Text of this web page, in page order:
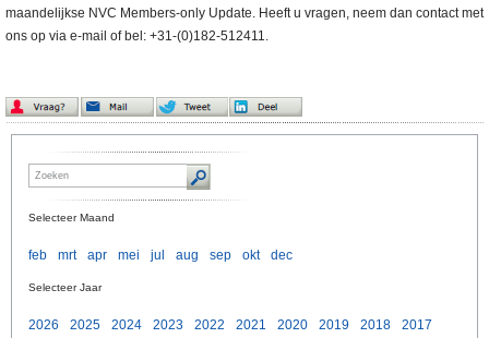
maandelijkse NVC Members-only Update. Heeft u vragen, neem dan contact met
ons op via e-mail of bel: +31-(0)182-512411.
Selecteer Maand
feb mrt apr mei jul aug sep okt dec
Selecteer Jaar
2026 2025 2024 2023 2022 2021 2020 2019 2018
2017